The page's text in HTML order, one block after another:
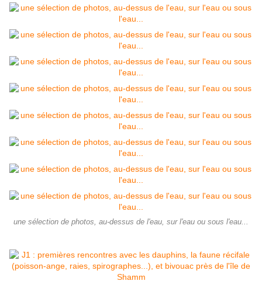
une sélection de photos, au-dessus de l'eau, sur l'eau ou sous l'eau...